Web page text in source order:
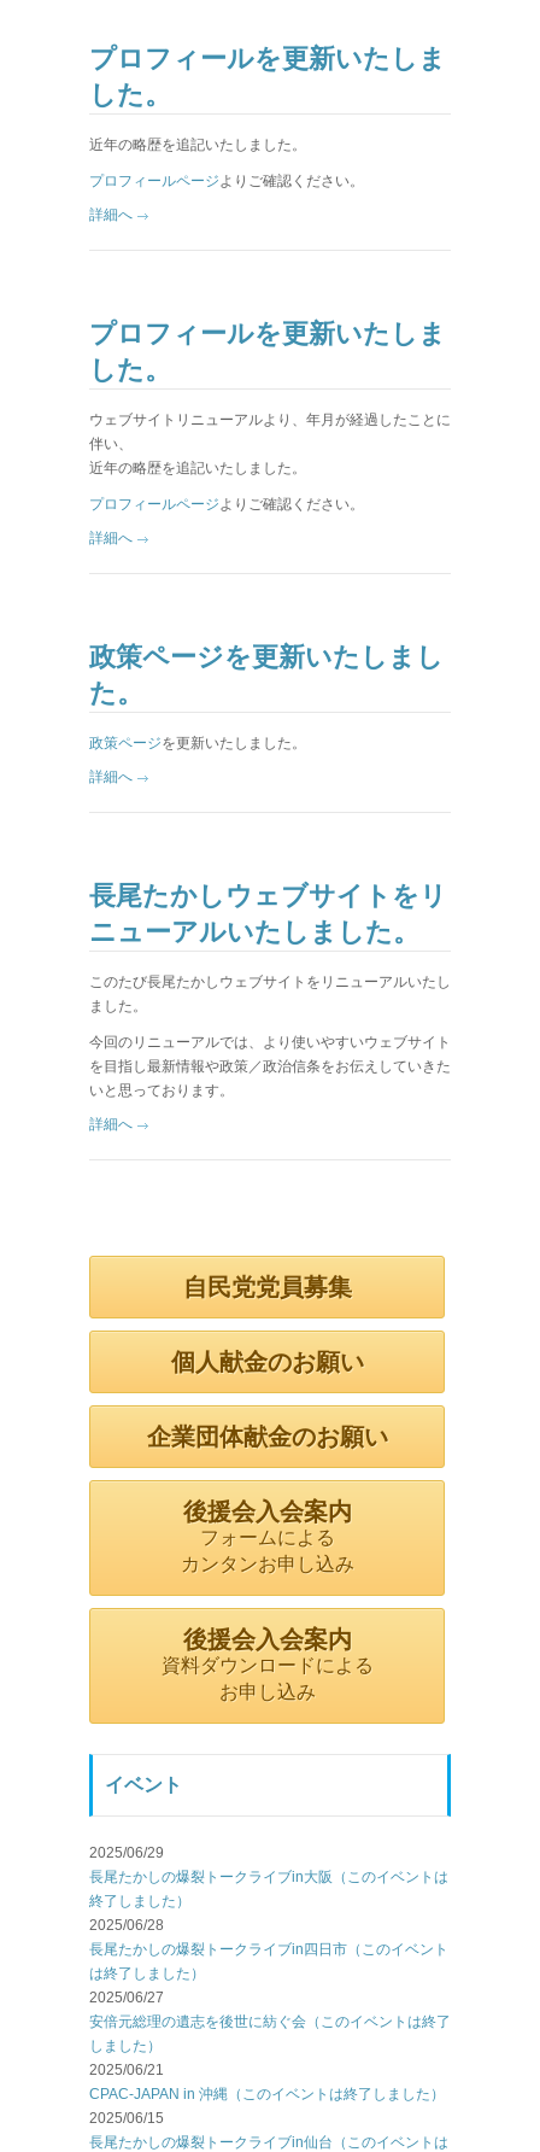
プロフィールを更新いたしま
した。
近年の略歴を追記いたしました。
プロフィールページよりご確認ください。
詳細へ
プロフィールを更新いたしま
した。
ウェブサイトリニューアルより、年月が経過したことに
伴い、
近年の略歴を追記いたしました。
プロフィールページよりご確認ください。
詳細へ
政策ページを更新いたしまし
た。
政策ページを更新いたしました。
詳細へ
長尾たかしウェブサイトをリ
ニューアルいたしました。
このたび長尾たかしウェブサイトをリニューアルいたし
ました。
今回のリニューアルでは、より使いやすいウェブサイト
を目指し最新情報や政策／政治信条をお伝えしていきた
いと思っております。
詳細へ
自民党党員募集
個人献金のお願い
企業団体献金のお願い
後援会入会案内
フォームによる
カンタンお申し込み
後援会入会案内
資料ダウンロードによる
お申し込み
イベント
2025/06/29
長尾たかしの爆裂トークライブin大阪（このイベントは
終了しました）
2025/06/28
長尾たかしの爆裂トークライブin四日市（このイベント
は終了しました）
2025/06/27
安倍元総理の遺志を後世に紡ぐ会（このイベントは終了
しました）
2025/06/21
CPAC-JAPAN in 沖縄（このイベントは終了しました）
2025/06/15
長尾たかしの爆裂トークライブin仙台（このイベントは